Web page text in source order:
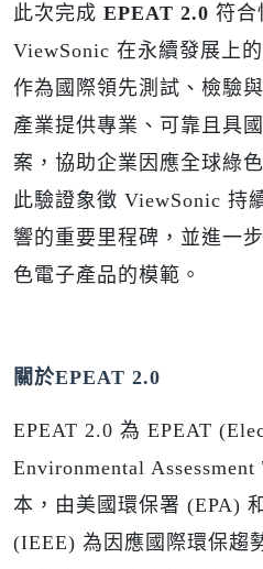
此次完成 EPEAT 2.0 符合
ViewSonic 在永續發展上
作為國際領先測試、檢驗
產業提供專業、可靠且具
案，協助企業因應全球綠
此驗證象徵 ViewSonic 持
響的重要里程碑，並進一
色電子產品的模範。
關於EPEAT 2.0
EPEAT 2.0 為 EPEAT
Environmental
本，由美國環保署 (EPA)
(IEEE) 為因應國際環保趨